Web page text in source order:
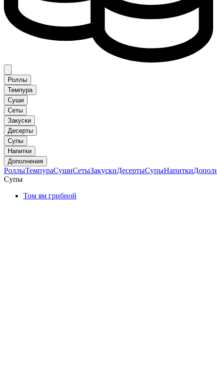
Роллы
Темпура
Суши
Сеты
Закуски
Десерты
Супы
Напитки
Дополнения
РоллыТемпураСушиСетыЗакускиДесертыСупыНапитки
Супы
Том ям грибной